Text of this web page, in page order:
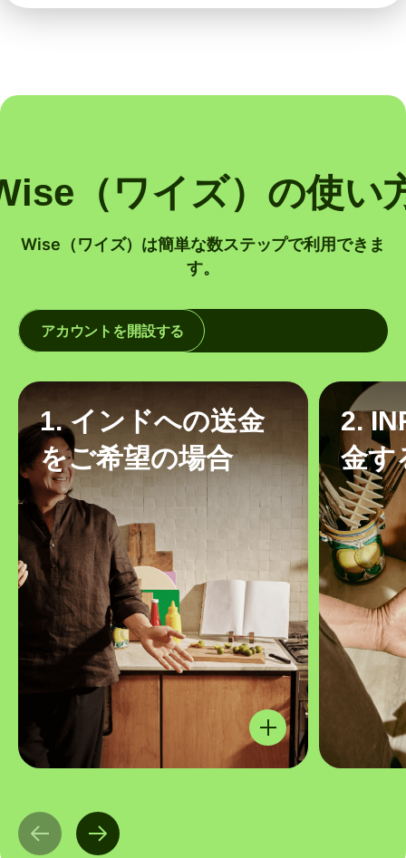
（ワイズ）の使い
Wise（ワイズ）は簡単な数ステップで利用できま
す。
アカウントを開設する
1. インドへの送金
をご希望の場合
2.
金す